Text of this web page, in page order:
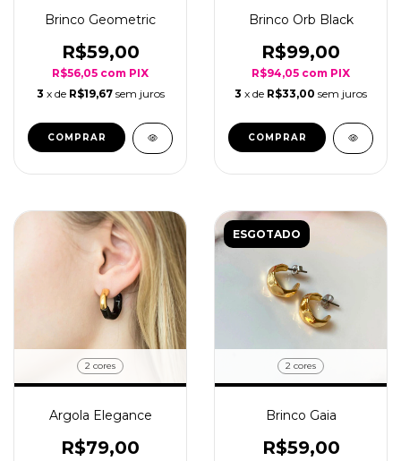
Brinco Geometric
R$59,00
R$56,05 com PIX
3 x de R$19,67 sem juros
COMPRAR
Brinco Orb Black
R$99,00
R$94,05 com PIX
3 x de R$33,00 sem juros
2 cores
Argola Elegance
R$79,00
ESGOTADO
2 cores
Brinco Gaia
R$59,00